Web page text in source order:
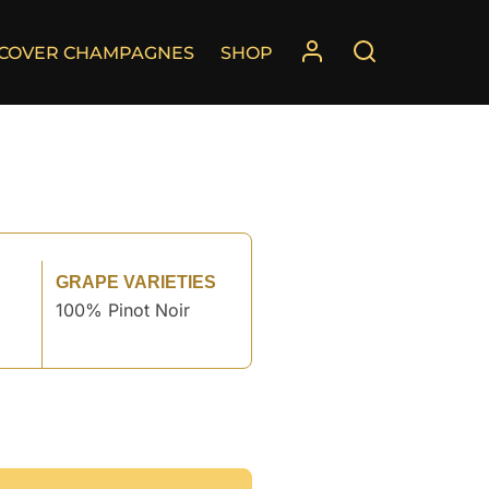
CHAMPAGNES SHOP
GRAPE VARIETIES
100% Pinot Noir